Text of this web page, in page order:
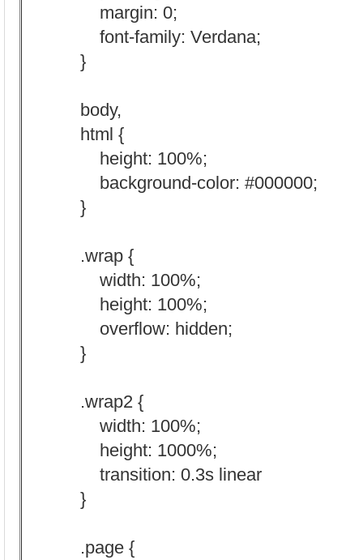
margin: 0;
font-family: Verdana;
}
body,
html {
height: 100%;
background-color: #000000;
}
.wrap {
width: 100%;
height: 100%;
overflow: hidden;
}
.wrap2 {
width: 100%;
height: 1000%;
transition: 0.3s linear
}
.page {